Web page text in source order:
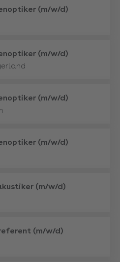
(m/w/d)
(m/w/d)
(m/w/d)
(m/w/d)
(m/w/d)
(m/w/d)